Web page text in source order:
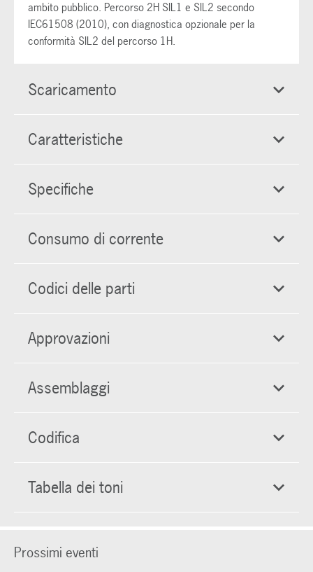
ambito pubblico. Percorso 2H SIL1 e SIL2 secondo
IEC61508 (2010), con diagnostica opzionale per la
conformità SIL2 del percorso 1H.
Scaricamento
Caratteristiche
Specifiche
Consumo di corrente
Codici delle parti
Approvazioni
Assemblaggi
Codifica
Tabella dei toni
Prossimi eventi